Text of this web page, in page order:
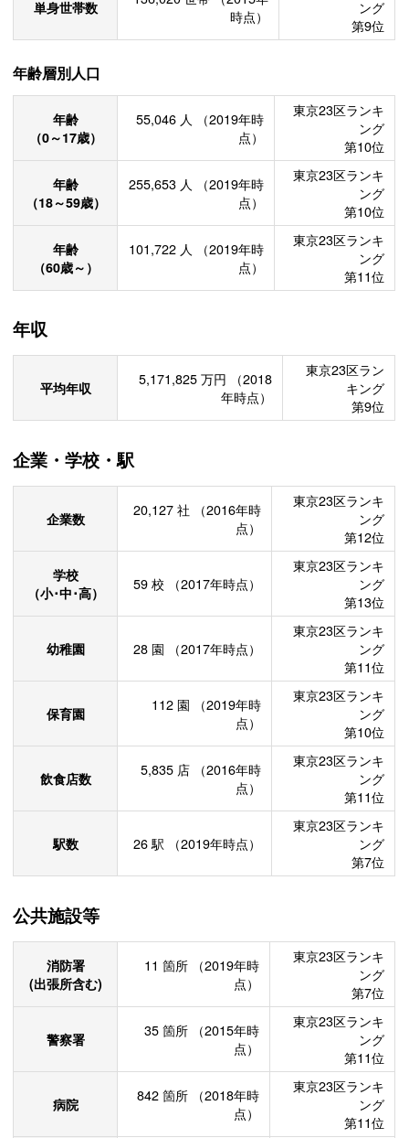
単身世帯数
時点）
ング
第9位
年齢層別人口
年齢
（0～17歳）
55,046 人
（2019年時
点）
東京23区ランキ
ング
第10位
年齢
（18～59歳）
255,653 人
（2019年時
点）
東京23区ランキ
ング
第10位
年齢
（60歳～）
101,722 人
（2019年時
点）
東京23区ランキ
ング
第11位
年収
平均年収 5,171,825 万円
（2018
年時点）
東京23区ラン
キング
第9位
企業・学校・駅
企業数 20,127 社
（2016年時
点）
東京23区ランキ
ング
第12位
学校
（小･中･高）
59 校 （2017年時点）
東京23区ランキ
ング
第13位
幼稚園 28 園 （2017年時点）
東京23区ランキ
ング
第11位
保育園 112 園
（2019年時
点）
東京23区ランキ
ング
第10位
飲食店数 5,835 店
（2016年時
点）
東京23区ランキ
ング
第11位
駅数 26駅 （2019年時点）
東京23区ランキ
ング
第7位
公共施設等
消防署
(出張所含む)
11 箇所
（2019年時
点）
東京23区ランキ
ング
第7位
警察署 35 箇所
（2015年時
点）
東京23区ランキ
ング
第11位
病院 842 箇所
（2018年時
点）
東京23区ランキ
ング
第11位